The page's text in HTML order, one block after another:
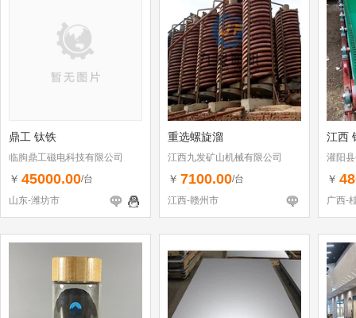
鼎工 钛铁
临朐鼎工磁电科技有限公司
￥ 45000.00/台
山东-潍坊市
重选螺旋溜
江西九发矿山机械有限公司
￥ 7100.00/台
江西-赣州市
江西
灌阳
￥
广西-